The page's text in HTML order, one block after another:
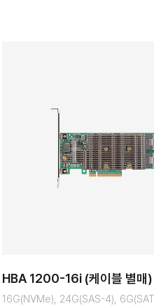
HBA 1200-16i (케이블 별매)
16G(NVMe), 24G(SAS-4),